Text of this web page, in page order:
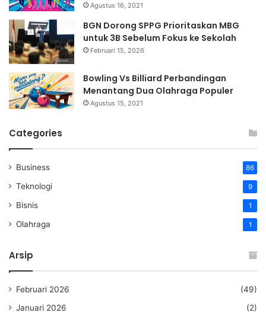
Agustus 16, 2021
BGN Dorong SPPG Prioritaskan MBG
untuk 3B Sebelum Fokus ke Sekolah
Februari 15, 2026
Bowling Vs Billiard Perbandingan
Menantang Dua Olahraga Populer
Agustus 15, 2021
Categories
Business 86
Teknologi 9
Bisnis 1
Olahraga 1
Arsip
Februari 2026
(49)
Januari 2026
(2)